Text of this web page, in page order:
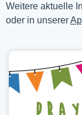
Weitere aktuelle
oder in unserer